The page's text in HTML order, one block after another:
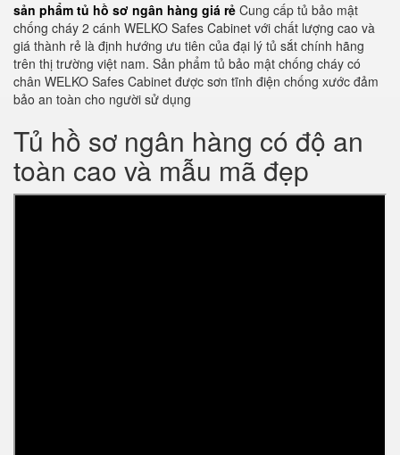
sản phẩm tủ hồ sơ ngân hàng giá rẻ Cung cấp tủ bảo mật
chống cháy 2 cánh WELKO Safes Cabinet với chất lượng cao và
giá thành rẻ là định hướng ưu tiên của đại lý tủ sắt chính hãng
trên thị trường việt nam. Sản phẩm tủ bảo mật chống cháy có
chân WELKO Safes Cabinet được sơn tĩnh điện chống xước đảm
bảo an toàn cho người sử dụng
Tủ hồ sơ ngân hàng có độ an
toàn cao và mẫu mã đẹp